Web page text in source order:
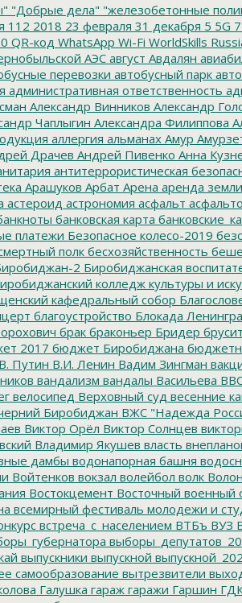
"Добрые дела" "железобетонные
112 2018 23 февраля 31 декабря 5 5G
QR-код WhatsApp Wi-Fi WorldSkills
АЭС август Авдалян
перевозки автобусный парк
административная ответственность
Александр Винников Александр
Чаплыгин Александра Филиппова
аллергия альманах Амур
Драчев Андрей Пивенко Анна
антитеррористическая
Арашуков Арбат Арена аренда земли
астероид астрономия асфальт
банковская карта
платежи Безопасное колесо-2019
полкбесхозяйственность
2 Биробиджанская
колледж культуры и
кафедральный собор
благоустройство Блокада
брак браконьер Бридер брусит
2017 бюджет Биробиджана
В. Путин В.И. Ленин Вадим Зингман
вандализм вандалы Васильева
велосипед Верховный суд весенние
Биробиджан ВЖС "Надежда
Виктор Орёл Виктор Солнцев
Владимир Якушев власть
дамбы водонапорная башня
Войтенков вокзал волейбол волк
Востокцемент Восточный военный
всемирный фестиваль молодежи и
встреча_с_населением ВТБъ ВУЗ
выпускники выпускной
самообразование вытрезвители
Галушка гараж гаражи Гаршин